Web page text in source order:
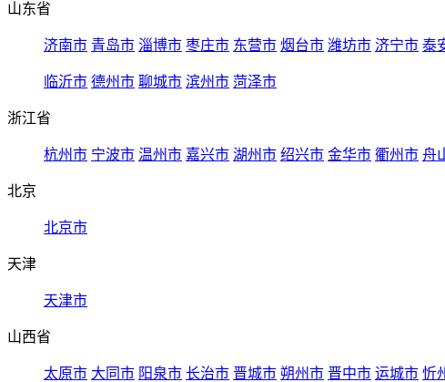
山东省
济南市 青岛市 淄博市 枣庄市 东营市 烟台市 潍坊市 济宁市 泰
临沂市 德州市 聊城市 滨州市 菏泽市
浙江省
杭州市 宁波市 温州市 嘉兴市 湖州市 绍兴市 金华市 衢州市 舟
北京
北京市
天津
天津市
山西省
太原市 大同市 阳泉市 长治市 晋城市 朔州市 晋中市 运城市 忻